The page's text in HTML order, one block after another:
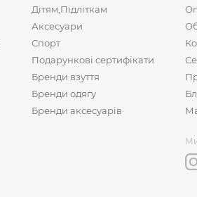
Дітям,Підліткам
Аксесуари
Спорт
Подарункові сертифікати
Бренди взуття
Бренди одягу
Бренди аксесуарів